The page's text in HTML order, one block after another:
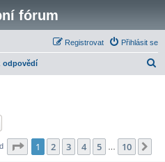
fórum
Přihlásit se
Registrovat
odpovědí
Stránka z 10
1 2 3 4 5 10